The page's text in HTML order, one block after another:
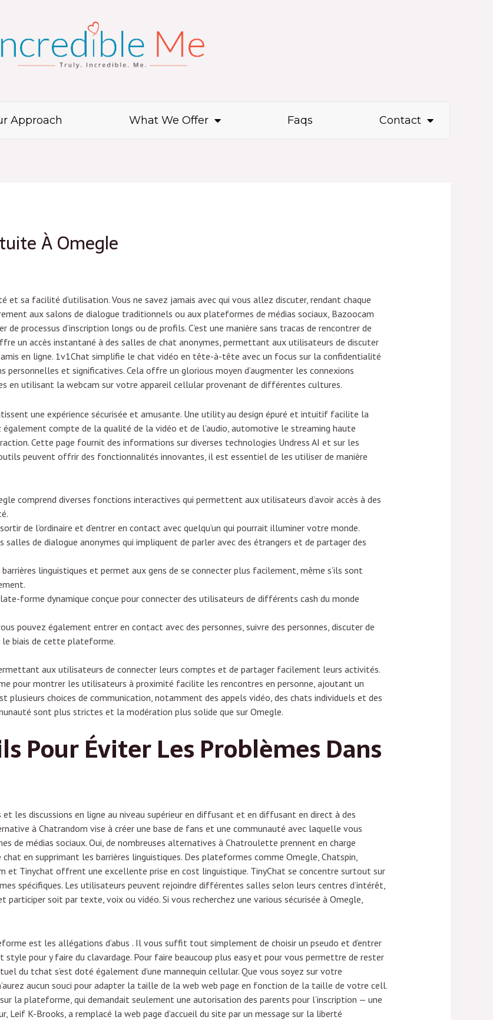
Approach What We Offer Faqs Contact
À Omegle
et sa facilité d’utilisation. Vous ne savez jamais avec qui vous allez discuter, rendant chaque
aux salons de dialogue traditionnels ou aux plateformes de médias sociaux, Bazoocam
processus d’inscription longs ou de profils. C’est une manière sans tracas de rencontrer de
un accès instantané à des salles de chat anonymes, permettant aux utilisateurs de discuter
en ligne. 1v1Chat simplifie le chat vidéo en tête-à-tête avec un focus sur la confidentialité
personnelles et significatives. Cela offre un glorious moyen d’augmenter les connexions
en utilisant la webcam sur votre appareil cellular provenant de différentes cultures.
une expérience sécurisée et amusante. Une utility au design épuré et intuitif facilite la
compte de la qualité de la vidéo et de l’audio, automotive le streaming haute
Cette page fournit des informations sur diverses technologies Undress AI et sur les
peuvent offrir des fonctionnalités innovantes, il est essentiel de les utiliser de manière
comprend diverses fonctions interactives qui permettent aux utilisateurs d’avoir accès à des
de l’ordinaire et d’entrer en contact avec quelqu’un qui pourrait illuminer votre monde.
de dialogue anonymes qui impliquent de parler avec des étrangers et de partager des
linguistiques et permet aux gens de se connecter plus facilement, même s’ils sont
forme dynamique conçue pour connecter des utilisateurs de différents cash du monde
pouvez également entrer en contact avec des personnes, suivre des personnes, discuter de
biais de cette plateforme.
aux utilisateurs de connecter leurs comptes et de partager facilement leurs activités.
pour montrer les utilisateurs à proximité facilite les rencontres en personne, ajoutant un
plusieurs choices de communication, notamment des appels vidéo, des chats individuels et des
sont plus strictes et la modération plus solide que sur Omegle.
Pour Éviter Les Problèmes Dans
et les discussions en ligne au niveau supérieur en diffusant et en diffusant en direct à des
à Chatrandom vise à créer une base de fans et une communauté avec laquelle vous
de médias sociaux. Oui, de nombreuses alternatives à Chatroulette prennent en charge
en supprimant les barrières linguistiques. Des plateformes comme Omegle, Chatspin,
et Tinychat offrent une excellente prise en cost linguistique. TinyChat se concentre surtout sur
spécifiques. Les utilisateurs peuvent rejoindre différentes salles selon leurs centres d’intérêt,
participer soit par texte, voix ou vidéo. Si vous recherchez une various sécurisée à Omegle,
est les allégations d’abus . Il vous suffit tout simplement de choisir un pseudo et d’entrer
style pour y faire du clavardage. Pour faire beaucoup plus easy et pour vous permettre de rester
du tchat s’est doté également d’une mannequin cellular. Que vous soyez sur votre
aucun souci pour adapter la taille de la web web page en fonction de la taille de votre cell.
la plateforme, qui demandait seulement une autorisation des parents pour l’inscription — une
K-Brooks, a remplacé la web page d’accueil du site par un message sur la liberté